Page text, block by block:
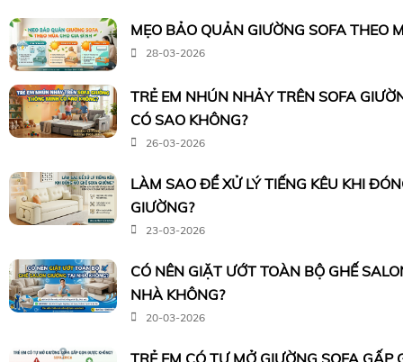
MẸO BẢO QUẢN GIƯỜNG SOFA THEO
28-03-2026
TRẺ EM NHÚN NHẢY TRÊN SOFA
CÓ SAO KHÔNG?
26-03-2026
LÀM SAO ĐỂ XỬ LÝ TIẾNG KÊU KHI
GIƯỜNG?
23-03-2026
CÓ NÊN GIẶT ƯỚT TOÀN BỘ GHẾ
NHÀ KHÔNG?
20-03-2026
TRẺ EM CÓ TỰ MỞ GIƯỜNG SOFA GẤP